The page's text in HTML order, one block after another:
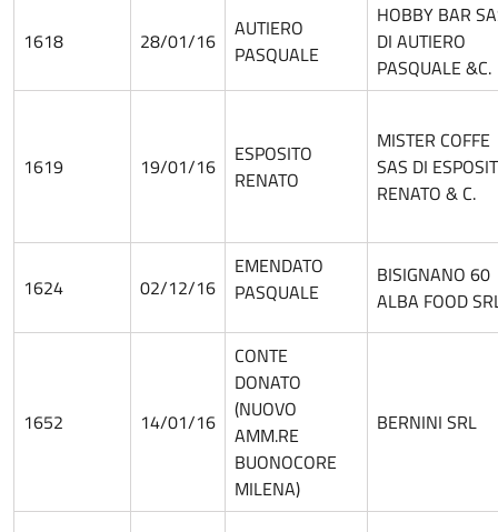
1618 28/01/16
AUTIERO
PASQUALE
HOBBY BAR
DI AUTIERO
PASQUALE &C.
1619 19/01/16
ESPOSITO
RENATO
MISTER COFFE
SAS DI
RENATO & C.
1624 02/12/16
EMENDATO
PASQUALE
BISIGNANO 60
ALBA FOOD
1652 14/01/16
CONTE
DONATO
(NUOVO
AMM.RE
BUONOCORE
MILENA)
BERNINI SRL